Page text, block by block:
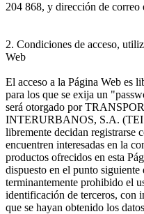
204 868, y dirección de
2. Condiciones de acceso,
Web
El acceso a la Página Web es
para los que se exija un
será otorgado por
INTERURBANOS, S.A.
libremente decidan registrarse
encuentren interesadas en la
productos ofrecidos en esta
dispuesto en el punto
terminantemente prohibido el
identificación de terceros, con
que se hayan obtenido los